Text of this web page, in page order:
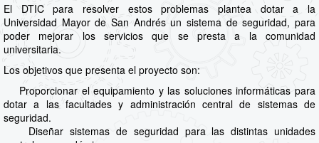
El DTIC para resolver estos problemas plantea dotar a la
Universidad Mayor de San Andrés un sistema de seguridad, para
poder mejorar los servicios que se presta a la comunidad
universitaria.
Los objetivos que presenta el proyecto son:
Proporcionar el equipamiento y las soluciones informáticas para
dotar a las facultades y administración central de sistemas de
seguridad.
Diseñar sistemas de seguridad para las distintas unidades